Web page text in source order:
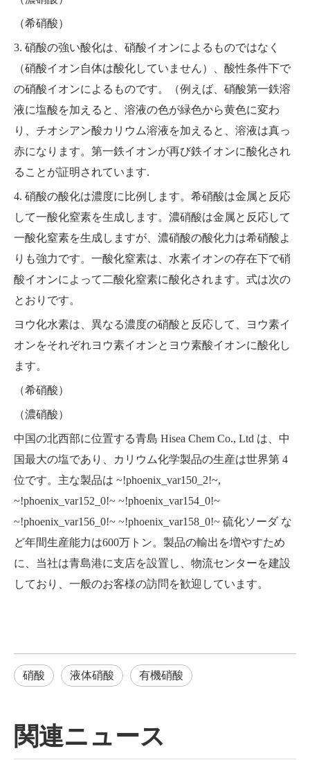
（希硝酸）
3. 硝酸の強い酸化は、硝酸イオンによるものではなく
（硝酸イオン自体は酸化していません）、酸性条件下で
の硝酸イオンによるものです。（例えば、硝酸第一鉄溶
液に塩酸を加えると、溶液の色が緑色から黄色に変わ
り、チオシアン酸カリウム溶液を加えると、溶液は真っ
赤になります。第一鉄イオンが再び鉄イオンに酸化され
ることが証明されています.
4. 硝酸の酸化は濃度に比例します。希硝酸は金属と反応
して一酸化窒素を生成します。濃硝酸は金属と反応して
一酸化窒素を生成しますが、濃硝酸の酸化力は希硝酸よ
りも強力です。一酸化窒素は、水素イオンの存在下で硝
酸イオンによって二酸化窒素に酸化されます。式は次の
とおりです。
ヨウ化水素は、異なる濃度の硝酸と反応して、ヨウ素イ
オンをそれぞれヨウ素イオンとヨウ素酸イオンに酸化し
ます。
（希硝酸）
（濃硝酸）
中国の北西部に位置する青島 Hisea Chem Co., Ltd は、中
国最大の塩であり、カリウム化学製品の生産は世界第 4
位です。主な製品は ~!phoenix_var150_2!~,
~!phoenix_var152_0!~ ~!phoenix_var154_0!~
~!phoenix_var156_0!~ ~!phoenix_var158_0!~ 硫化ソーダな
ど年間生産能力は600万トン。製品の輸出を増やすため
に、当社は青島港に支店を設置し、物流センターを建設
しており、一般のお客様の訪問を歓迎しています。
硝酸 液体硝酸 有機硝酸
関連ニュース